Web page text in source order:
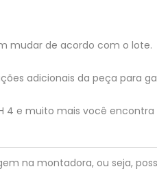
mudar de acordo com o lote.
adicionais da peça para
4 e muito mais você encontra
na montadora, ou seja,